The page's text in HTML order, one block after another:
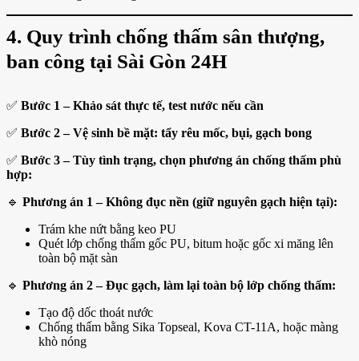
4. Quy trình chống thấm sân thượng,
ban công tại Sài Gòn 24H
✅ Bước 1 – Khảo sát thực tế, test nước nếu cần
✅ Bước 2 – Vệ sinh bề mặt: tẩy rêu mốc, bụi, gạch bong
✅ Bước 3 – Tùy tình trạng, chọn phương án chống thấm phù
hợp:
🔹 Phương án 1 – Không đục nền (giữ nguyên gạch hiện tại):
Trám khe nứt bằng keo PU
Quét lớp chống thấm gốc PU, bitum hoặc gốc xi măng lên
toàn bộ mặt sàn
🔹 Phương án 2 – Đục gạch, làm lại toàn bộ lớp chống thấm:
Tạo độ dốc thoát nước
Chống thấm bằng Sika Topseal, Kova CT-11A, hoặc màng
khò nóng